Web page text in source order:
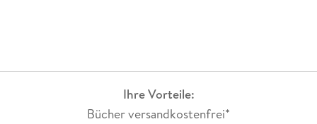
Ihre Vorteile:
Bücher versandkostenfrei*